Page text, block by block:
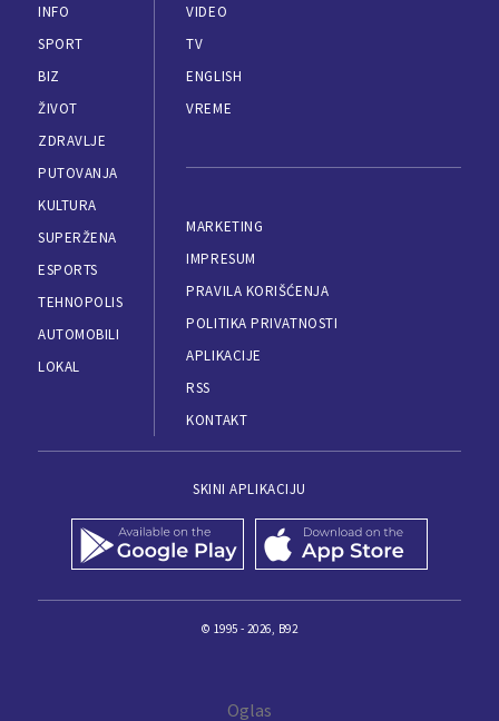
INFO
SPORT
BIZ
ŽIVOT
ZDRAVLJE
PUTOVANJA
KULTURA
SUPERŽENA
ESPORTS
TEHNOPOLIS
AUTOMOBILI
LOKAL
VIDEO
TV
ENGLISH
VREME
MARKETING
IMPRESUM
PRAVILA KORIŠĆENJA
POLITIKA PRIVATNOSTI
APLIKACIJE
RSS
KONTAKT
SKINI APLIKACIJU
© 1995 - 2026, B92